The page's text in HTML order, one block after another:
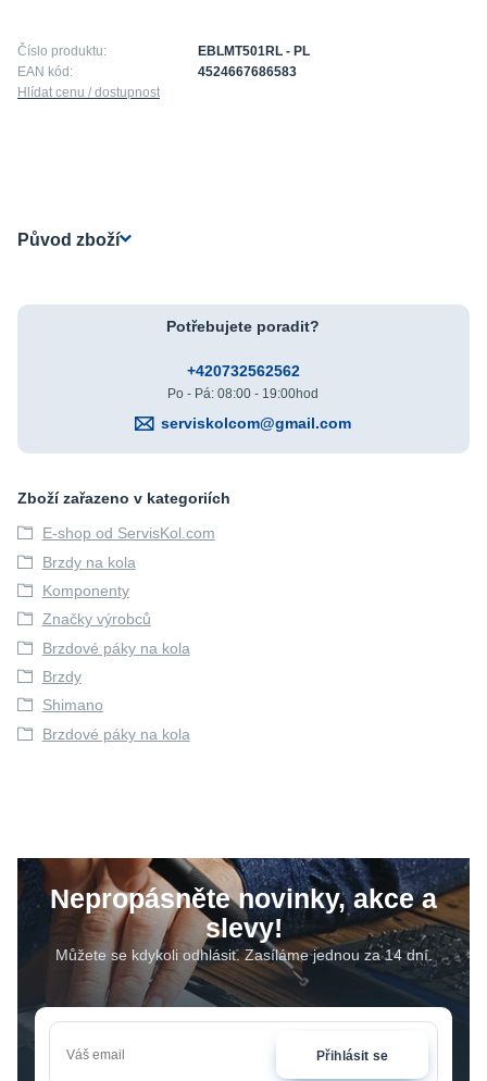
Číslo produktu:
EBLMT501RL - PL
EAN kód:
4524667686583
Hlídat cenu / dostupnost
Původ zboží
Potřebujete poradit?
+420732562562
Po - Pá: 08:00 - 19:00hod
serviskolcom@gmail.com
Zboží zařazeno v kategoriích
E-shop od ServisKol.com
Brzdy na kola
Komponenty
Značky výrobců
Brzdové páky na kola
Brzdy
Shimano
Brzdové páky na kola
Nepropásněte novinky, akce a
slevy!
Můžete se kdykoli odhlásit. Zasíláme jednou za 14 dní.
Přihlásit se